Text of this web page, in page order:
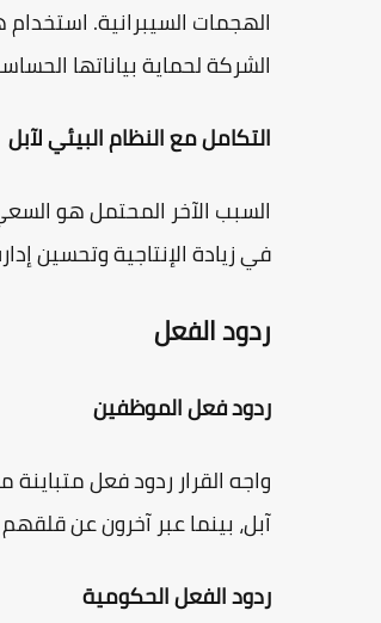
الهجمات السيبرانية.
الشركة لحماية بياناتها
التكامل مع النظام البيئي لآبل
السبب الآخر المحتمل هو
في زيادة الإنتاجية وتحسين
ردود الفعل
ردود فعل الموظفين
واجه القرار ردود فعل
آبل، بينما عبر آخرون عن
ردود الفعل الحكومية